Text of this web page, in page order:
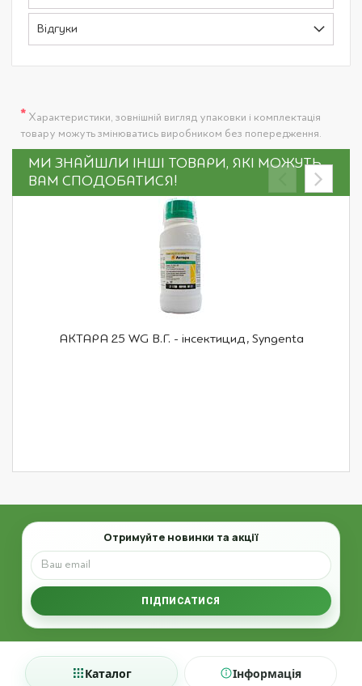
Відгуки
* Характеристики, зовнішній вигляд упаковки і комплектація
товару можуть змінюватись виробником без попередження.
МИ ЗНАЙШЛИ ІНШІ ТОВАРИ, ЯКІ МОЖУТЬ
ВАМ СПОДОБАТИСЯ!
АКТАРА 25 WG В.Г. - інсектицид, Syngenta
Email
Отримуйте новинки та акції
ПІДПИСАТИСЯ
Каталог Інформація